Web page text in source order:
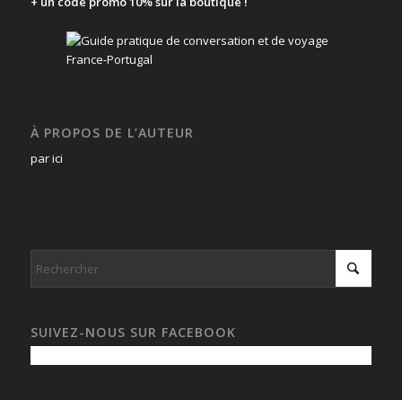
À PROPOS DE L’AUTEUR
par ici
SUIVEZ-NOUS SUR FACEBOOK